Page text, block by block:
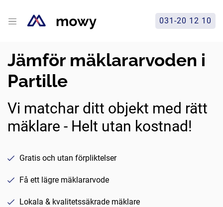
031-20 12 10
Jämför mäklararvoden i
Partille
Vi matchar ditt objekt med rätt
mäklare - Helt utan kostnad!
Gratis och utan förpliktelser
Få ett lägre mäklararvode
Lokala & kvalitetssäkrade mäklare